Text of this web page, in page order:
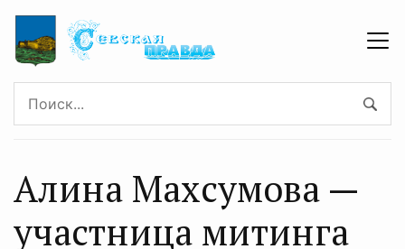
Алина Махсумова —
участница митинга